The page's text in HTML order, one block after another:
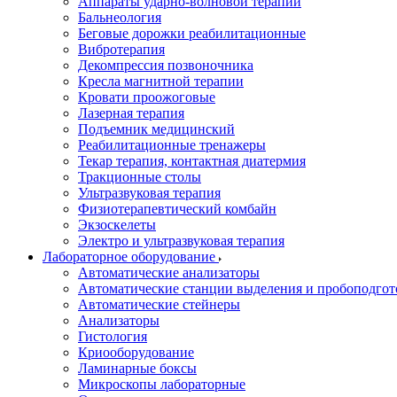
Бальнеология
Беговые дорожки реабилитационные
Вибротерапия
Декомпрессия позвоночника
Кресла магнитной терапии
Кровати проожоговые
Лазерная терапия
Подъемник медицинский
Реабилитационные тренажеры
Текар терапия, контактная диатермия
Тракционные столы
Ультразвуковая терапия
Физиотерапевтический комбайн
Экзоскелеты
Электро и ультразвуковая терапия
Лабораторное оборудование
Автоматические анализаторы
Автоматические станции выделения и
Автоматические стейнеры
Анализаторы
Гистология
Криооборудование
Ламинарные боксы
Микроскопы лабораторные